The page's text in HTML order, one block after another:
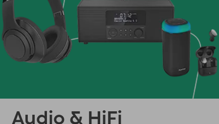
Audio & HiFi